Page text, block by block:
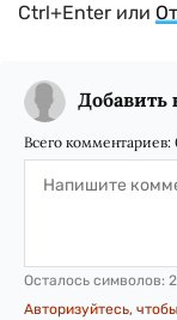
Ctrl+Enter или
Всего комментариев:
Осталось символов:
Авторизуйтесь,